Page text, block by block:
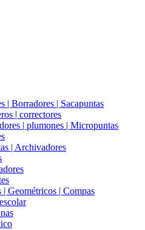
| Borradores | Sacapuntas
| correctores
| plumones | Micropuntas
| Archivadores
| Geométricos | Compas